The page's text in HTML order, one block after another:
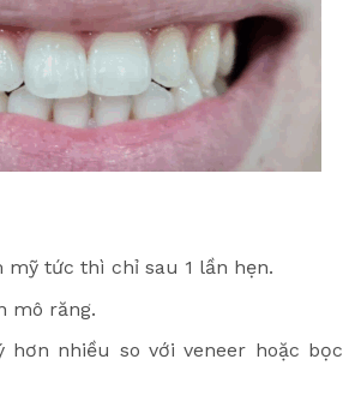
mỹ tức thì chỉ sau 1 lần hẹn.
mô răng.
hơn nhiều so với veneer hoặc bọc